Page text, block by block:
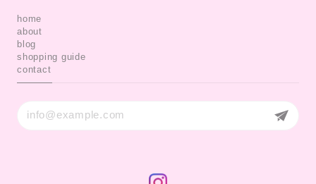
home
about
blog
shopping guide
contact